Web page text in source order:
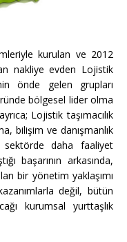
kurulan ve 2012
nakliye evden Lojistik
önde gelen grupları
bölgesel lider olma
Lojistik taşımacılık
bilişim ve danışmanlık
daha faaliyet
başarının arkasında,
bir yönetim yaklaşımı
değil, bütün
kurumsal yurttaşlık